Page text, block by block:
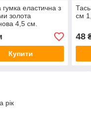
еластична з
золота
4,5 см.
Купити
см
48
рік